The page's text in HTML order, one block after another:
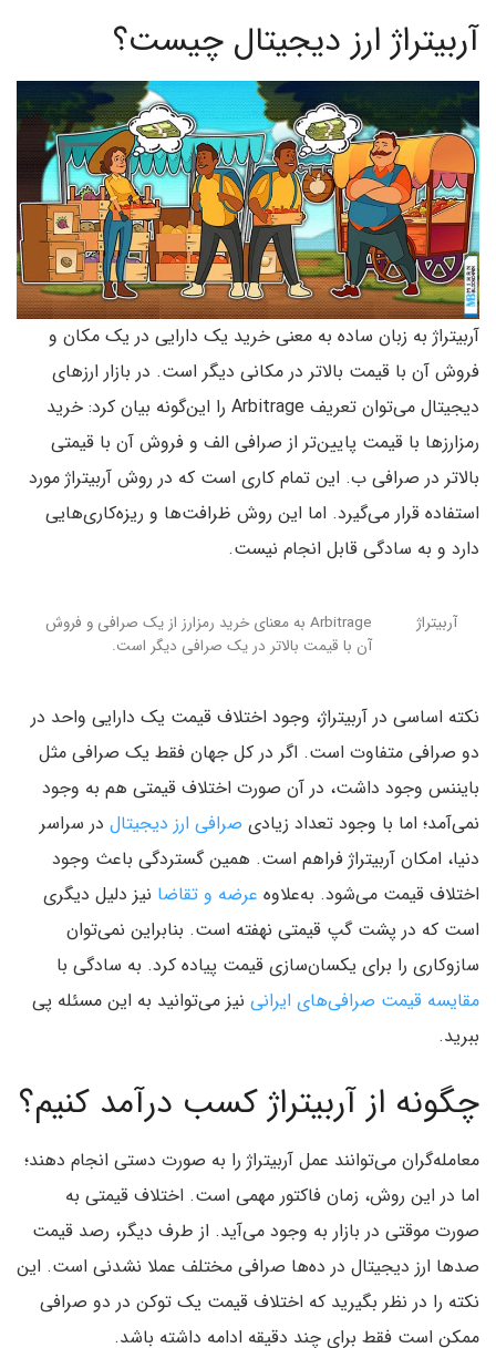
آربیتراژ ارز دیجیتال چیست؟
آربیتراژ به زبان ساده به معنی خرید یک دارایی در یک مکان و
فروش آن با قیمت بالاتر در مکانی دیگر است. در بازار ارزهای
دیجیتال می‌توان تعریف Arbitrage را این‌گونه بیان کرد: خرید
رمزارزها با قیمت پایین‌تر از صرافی الف و فروش آن با قیمتی
بالاتر در صرافی ب. این تمام کاری است که در روش آربیتراژ مورد
استفاده قرار می‌گیرد. اما این روش ظرافت‌ها و ریزه‌کاری‌هایی
دارد و به سادگی قابل انجام نیست.
آربیتراژ
Arbitrage‌ به معنای خرید رمزارز از یک صرافی و فروش
آن با قیمت بالاتر در یک صرافی دیگر است.
نکته اساسی در آربیتراژ، وجود اختلاف قیمت یک دارایی واحد در
دو صرافی متفاوت است. اگر در کل جهان فقط یک صرافی مثل
بایننس وجود داشت، در آن صورت اختلاف قیمتی هم به وجود
نمی‌آمد؛ اما با وجود تعداد زیادی صرافی‌ ارز دیجیتال در سراسر
دنیا، امکان آربیتراژ فراهم است. همین گستردگی باعث وجود
اختلاف قیمت می‌شود. به‌علاوه عرضه و تقاضا نیز دلیل دیگری
است که در پشت گپ قیمتی نهفته است. بنابراین نمی‌توان
سازوکاری را برای یکسان‌سازی قیمت پیاده کرد. به سادگی با
مقایسه قیمت صرافی‌های ایرانی نیز می‌توانید به این مسئله پی
ببرید.
چگونه از آربیتراژ کسب درآمد کنیم؟
معامله‌گران می‌توانند عمل آربیتراژ را به صورت دستی انجام دهند؛
اما در این روش، زمان فاکتور مهمی است. اختلاف قیمتی به
صورت موقتی در بازار به وجود می‌آید. از طرف دیگر، رصد قیمت
صدها ارز دیجیتال در ده‌ها صرافی مختلف عملا نشدنی است. این
نکته را در نظر بگیرید که اختلاف قیمت یک توکن در دو صرافی
ممکن است فقط برای چند دقیقه ادامه داشته باشد.